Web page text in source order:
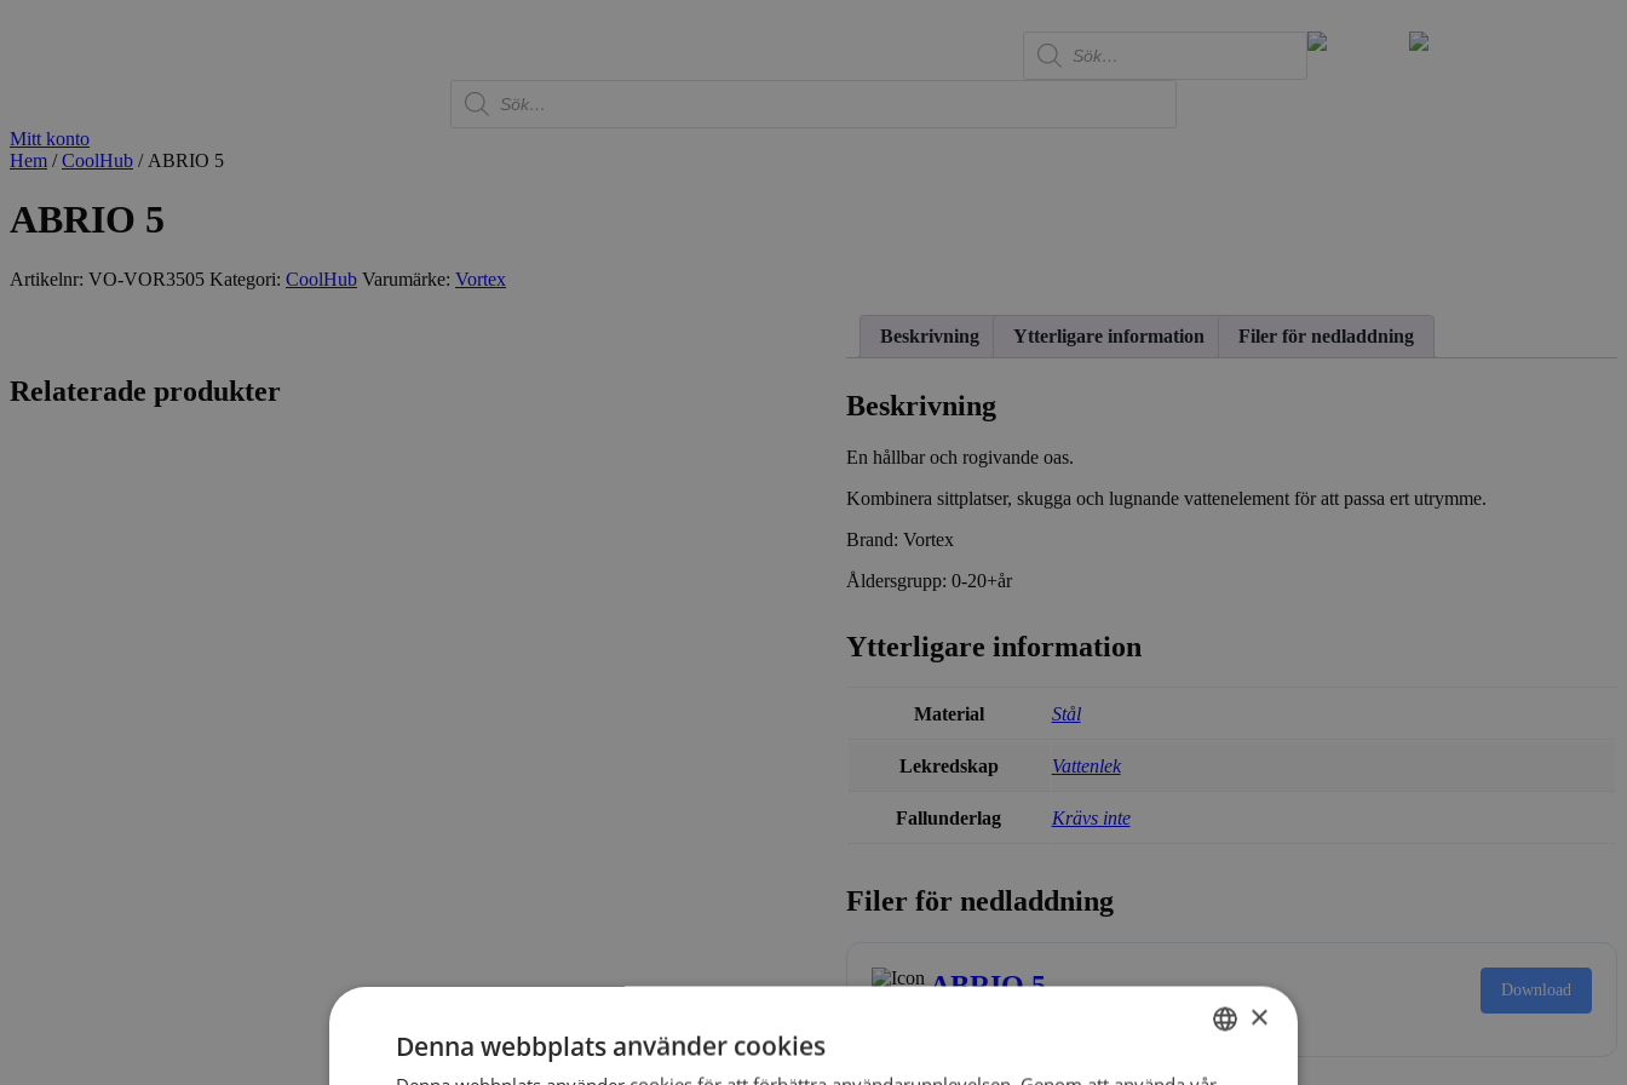
Produktsökning
Mitt konto
Hem /CoolHub / ABRIO 5
ABRIO 5
Artikelnr: VO-VOR3505 Kategori: CoolHub Varumärke: Vortex
Beskrivning Ytterligare information Filer för nedladdning
Beskrivning
En hållbar och rogivande oas.
Kombinera sittplatser, skugga och lugnande vattenelement för att passa ert utrymme.
Brand: Vortex
Åldersgrupp: 0-20+år
Ytterligare information
Material Stål
Lekredskap Vattenlek
Fallunderlag Krävs inte
Filer för nedladdning
ABRIO 5 Download
Relaterade produkter
SWEDISH
×
Denna webbplats använder cookies